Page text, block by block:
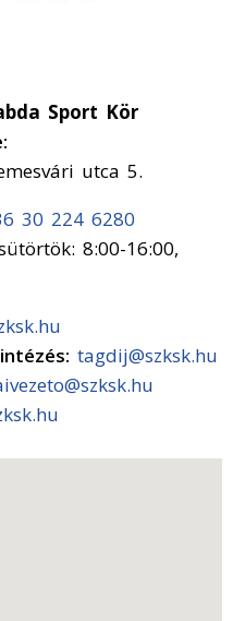
Sport Kör
utca 5.
30 224 6280
8:00-16:00,
tagdij@szksk.hu